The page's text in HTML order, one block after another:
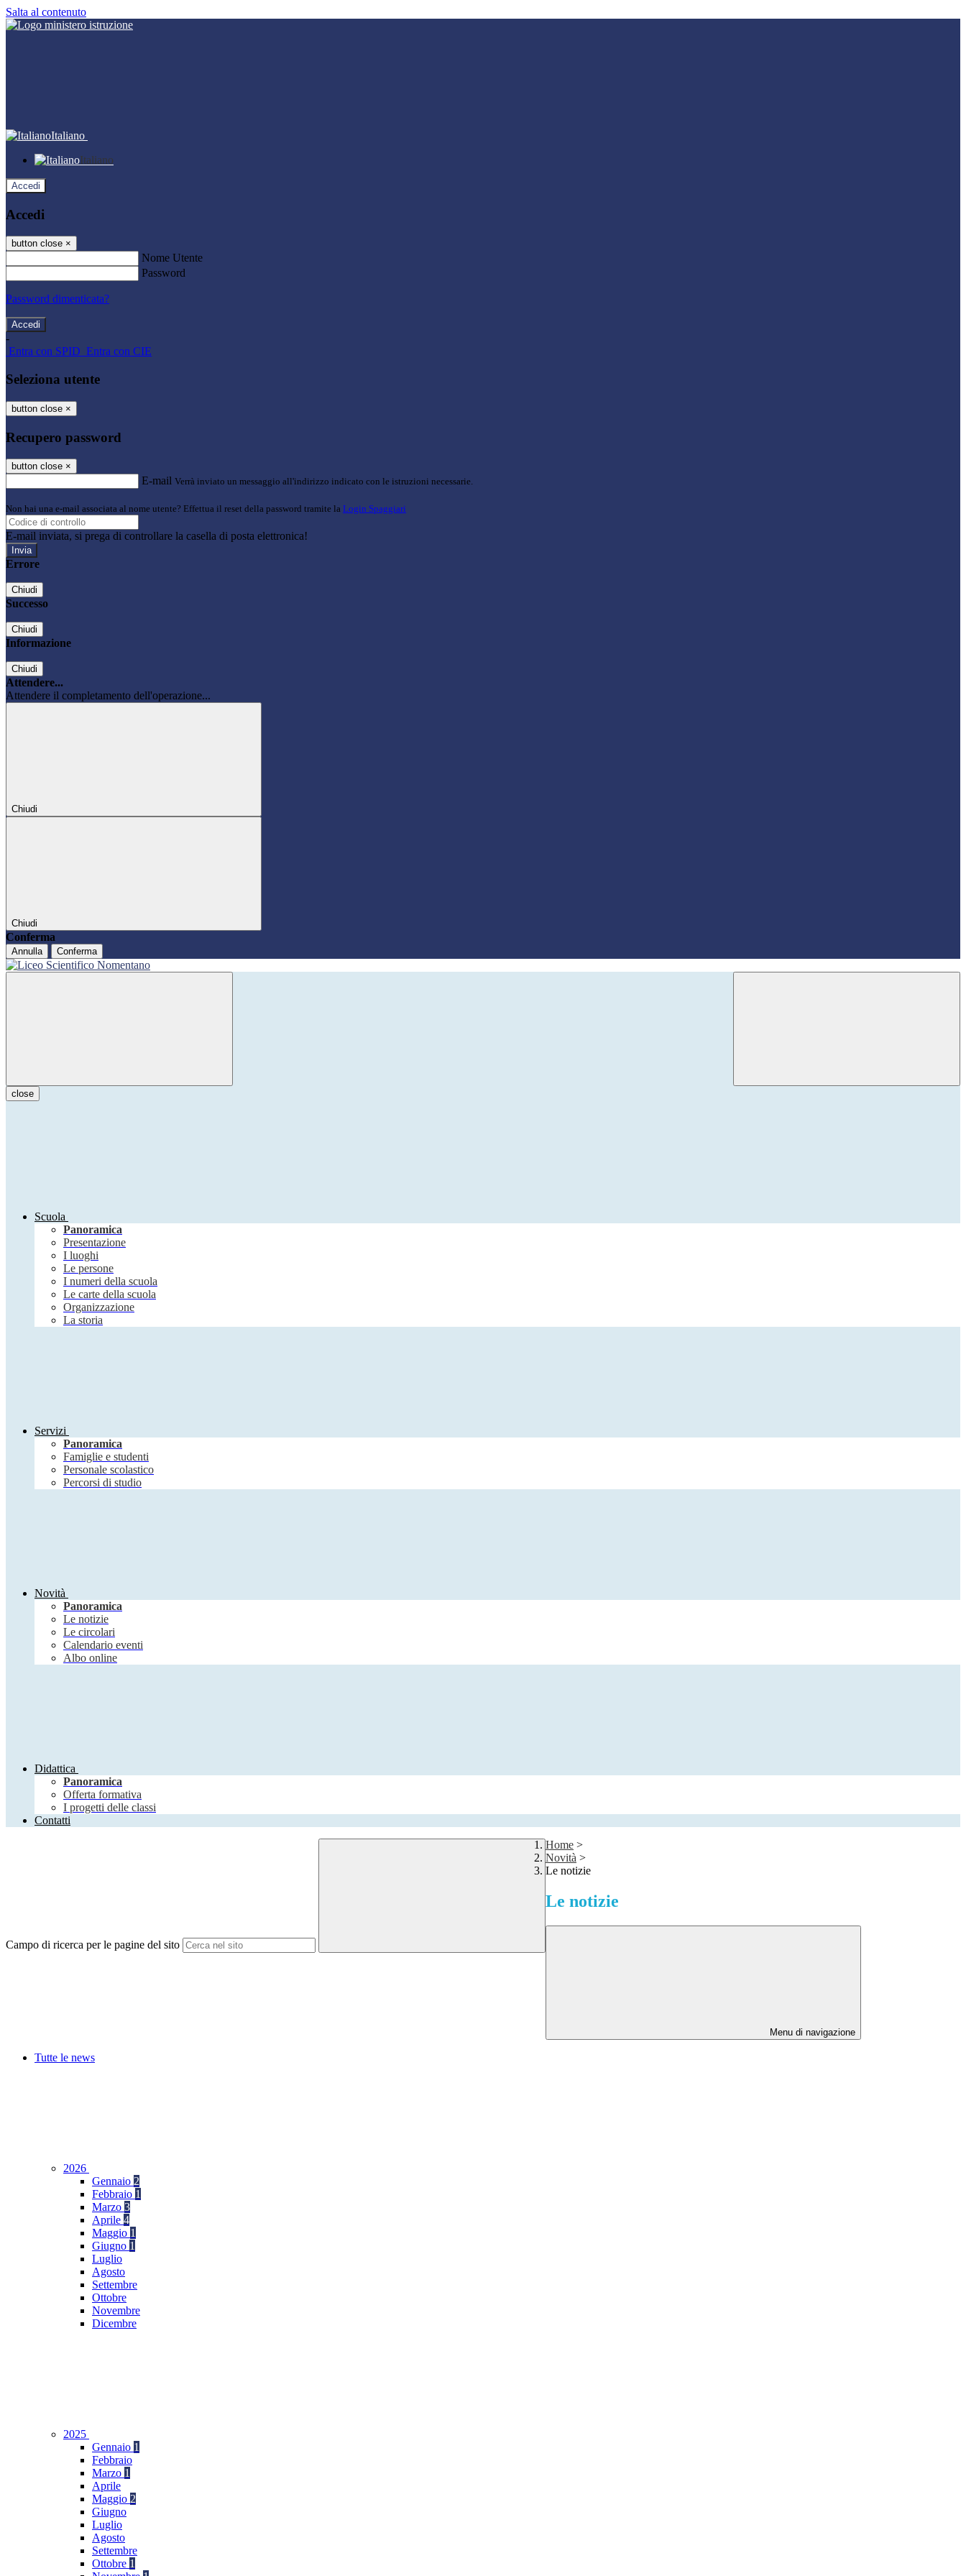
Salta al contenuto
Italiano
Italiano
Accedi
Accedi
button close ×
Nome Utente
Password
Password dimenticata?
-
Entra con SPID Entra con CIE
Seleziona utente
button close ×
Recupero password
button close ×
E-mail Verrà inviato un messaggio all'indirizzo indicato con le istruzioni necessarie.
Non hai una e-mail associata al nome utente? Effettua il reset della password tramite la Login Spaggiari
E-mail inviata, si prega di controllare la casella di posta elettronica!
Errore
Chiudi
Successo
Chiudi
Informazione
Chiudi
Attendere...
Attendere il completamento dell'operazione...
Chiudi
Chiudi
Conferma
Annulla Conferma
close
Scuola
Panoramica
Presentazione
I luoghi
Le persone
I numeri della scuola
Le carte della scuola
Organizzazione
La storia
Servizi
Panoramica
Famiglie e studenti
Personale scolastico
Percorsi di studio
Novità
Panoramica
Le notizie
Le circolari
Calendario eventi
Albo online
Didattica
Panoramica
Offerta formativa
I progetti delle classi
Contatti
Campo di ricerca per le pagine del sito
Home >
Novità >
Le notizie
Le notizie
Menu di navigazione
Tutte le news
2026
Gennaio 2
Febbraio 1
Marzo 3
Aprile 4
Maggio 1
Giugno 1
Luglio
Agosto
Settembre
Ottobre
Novembre
Dicembre
2025
Gennaio 1
Febbraio
Marzo 1
Aprile
Maggio 2
Giugno
Luglio
Agosto
Settembre
Ottobre 1